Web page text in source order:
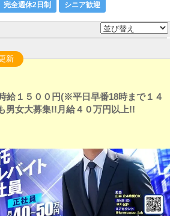
完全週休2日制 シニア歓迎
新
給１５００円(※平日早番18時まで１４
男女大募集!!月給４０万円以上!!